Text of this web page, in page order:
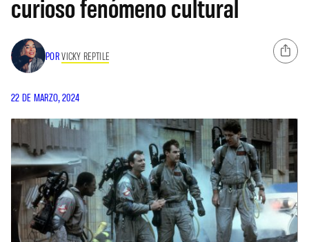
curioso fenómeno cultural
PORVICKY REPTILE
22 DE MARZO, 2024